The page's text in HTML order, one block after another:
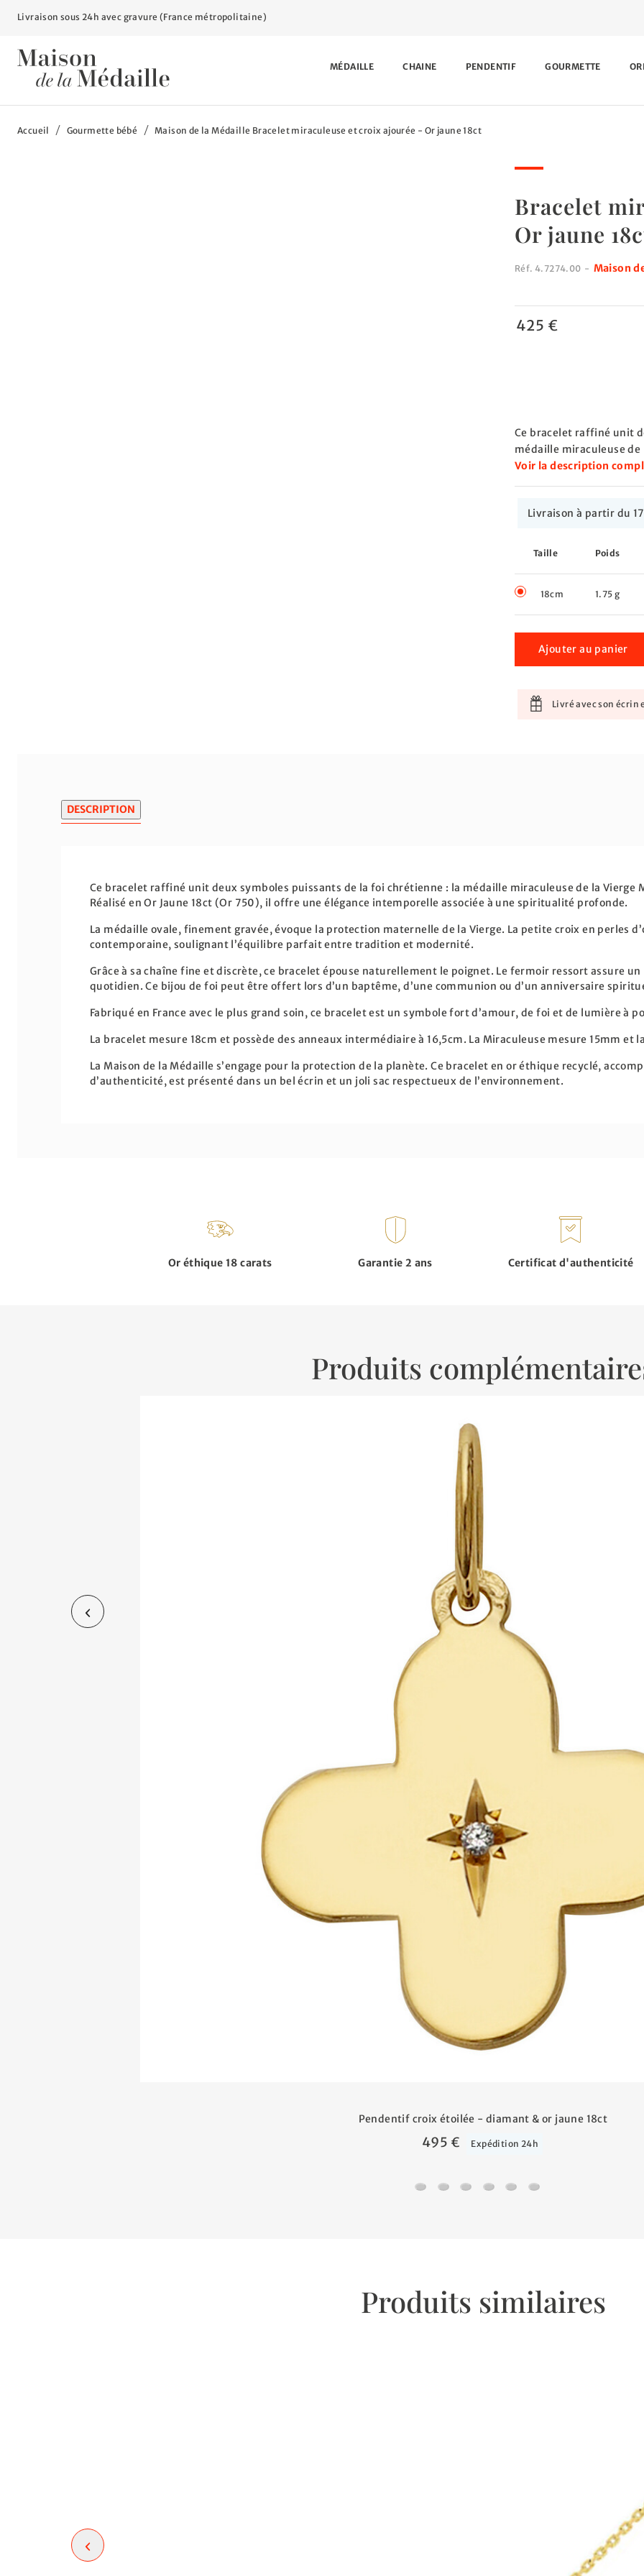
Livraison sous 24h avec gravure (France métropolitaine)
MÉDAILLE CHAINE PENDENTIF GOURMETTE
Vous êtes ici :
Accueil Gourmette bébé Maison de la Médaille Bracelet miraculeuse et croix ajourée - Or jaune 18ct
Bracelet
Or jaune
Réf. 4.7274.00 - Maison
425 €
Ce bracelet raffiné unit
médaille miraculeuse
Voir la description
Livraison à partir du
Taille Poids
18cm 1.75 g
Ajouter au panier
Livré avec son écrin
DESCRIPTION
Ce bracelet raffiné unit deux symboles puissants de la foi chrétienne : la médaille miraculeuse de la Vierge
Réalisé en Or Jaune 18ct (Or 750), il offre une élégance intemporelle associée à une spiritualité profonde.
La médaille ovale, finement gravée, évoque la protection maternelle de la Vierge. La petite croix en perles
contemporaine, soulignant l’équilibre parfait entre tradition et modernité.
Grâce à sa chaîne fine et discrète, ce bracelet épouse naturellement le poignet. Le fermoir ressort assure
quotidien. Ce bijou de foi peut être offert lors d’un baptême, d’une communion ou d’un anniversaire
Fabriqué en France avec le plus grand soin, ce bracelet est un symbole fort d’amour, de foi et de lumière à
La bracelet mesure 18cm et possède des anneaux intermédiaire à 16,5cm. La Miraculeuse mesure 15mm et
La Maison de la Médaille s’engage pour la protection de la planète. Ce bracelet en or éthique recyclé,
d’authenticité, est présenté dans un bel écrin et un joli sac respectueux de l’environnement.
Or éthique 18 carats Garantie 2 ans Certificat d'authenticité
Produits
Pendentif croix étoilée - diamant & or jaune 18ct
495 € Expédition 24h
Pendentif croix étoilée - diamant & or jaune
Croix personnalisée - diamant & or
Croix bombée - Or jaune 18ct &
Croix plate - Or jaune 18ct
Croix plate
Produits similaires